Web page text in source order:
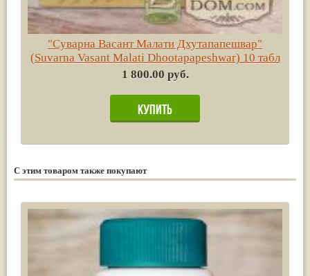
"Суварна Васант Малати Дхутапапешвар"
(Suvarna Vasant Malati Dhootapapeshwar) 10 табл
1 800.00 руб.
С этим товаром также покупают